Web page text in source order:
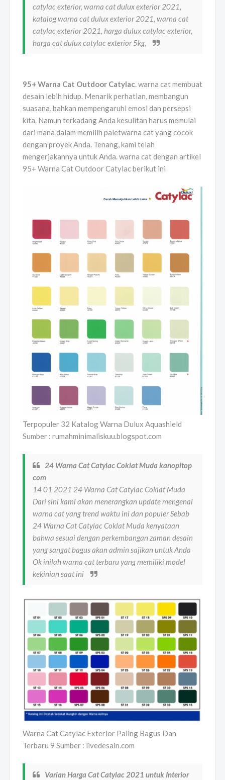
catylac exterior, warna cat dulux exterior 2021,
katalog warna cat dulux exterior 2021, warna cat
catylac exterior 2021, harga dulux catylac exterior,
harga cat dulux catylac exterior 5kg,
95+ Warna Cat Outdoor Catylac. warna cat membuat
desain lebih hidup. Menarik perhatian, membangun
suasana, bahkan mempengaruhi emosi dan persepsi
kita. Namun terkadang Anda kesulitan harus memulai
dari mana dalam memilih paletwarna cat yang cocok
dengan proyek Anda. Tenang, kami telah
mengerjakannya untuk Anda. warna cat dengan artikel
95+ Warna Cat Outdoor Catylac berikut ini
Terpopuler 32 Katalog Warna Dulux Aquashield
Sumber : rumahminimaliskuu.blogspot.com
24 Warna Cat Catylac Coklat Muda kanopitop
com
14 01 2021 24 Warna Cat Catylac Coklat Muda
Dari sini kami akan menerangkan update mengenai
warna cat yang trend waktu ini dan populer Sebab
24 Warna Cat Catylac Coklat Muda kenyataan
bahwa sesuai dengan perkembangan zaman desain
yang sangat bagus akan admin sajikan untuk Anda
Ok inilah warna cat terbaru yang memiliki model
kekinian saat ini
Warna Cat Catylac Exterior Paling Bagus Dan
Terbaru 9 Sumber : livedesain.com
Varian Harga Cat Catylac 2021 untuk Interior